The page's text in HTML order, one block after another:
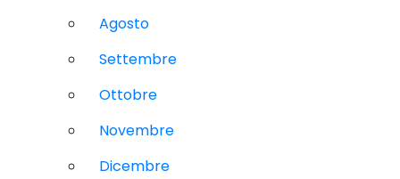
Agosto
Settembre
Ottobre
Novembre
Dicembre